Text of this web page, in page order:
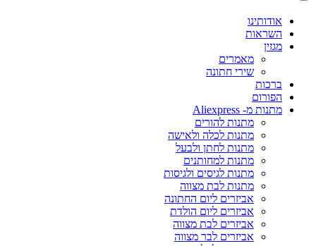
אודותינו
השראות
מגזין
מאמרים
שירי חתונה
ברכות
הפורום
מתנות מ- Aliexpress
מתנות להורים
מתנות לכלה ולאישה
מתנות לחתן ולבעל
מתנות למחותנים
מתנות לגיסים ולגיסות
מתנות לבת מצווה
אביזרים ליום החתונה
אביזרים ליום הולדת
אביזרים לבת מצווה
אביזרים לבר מצווה